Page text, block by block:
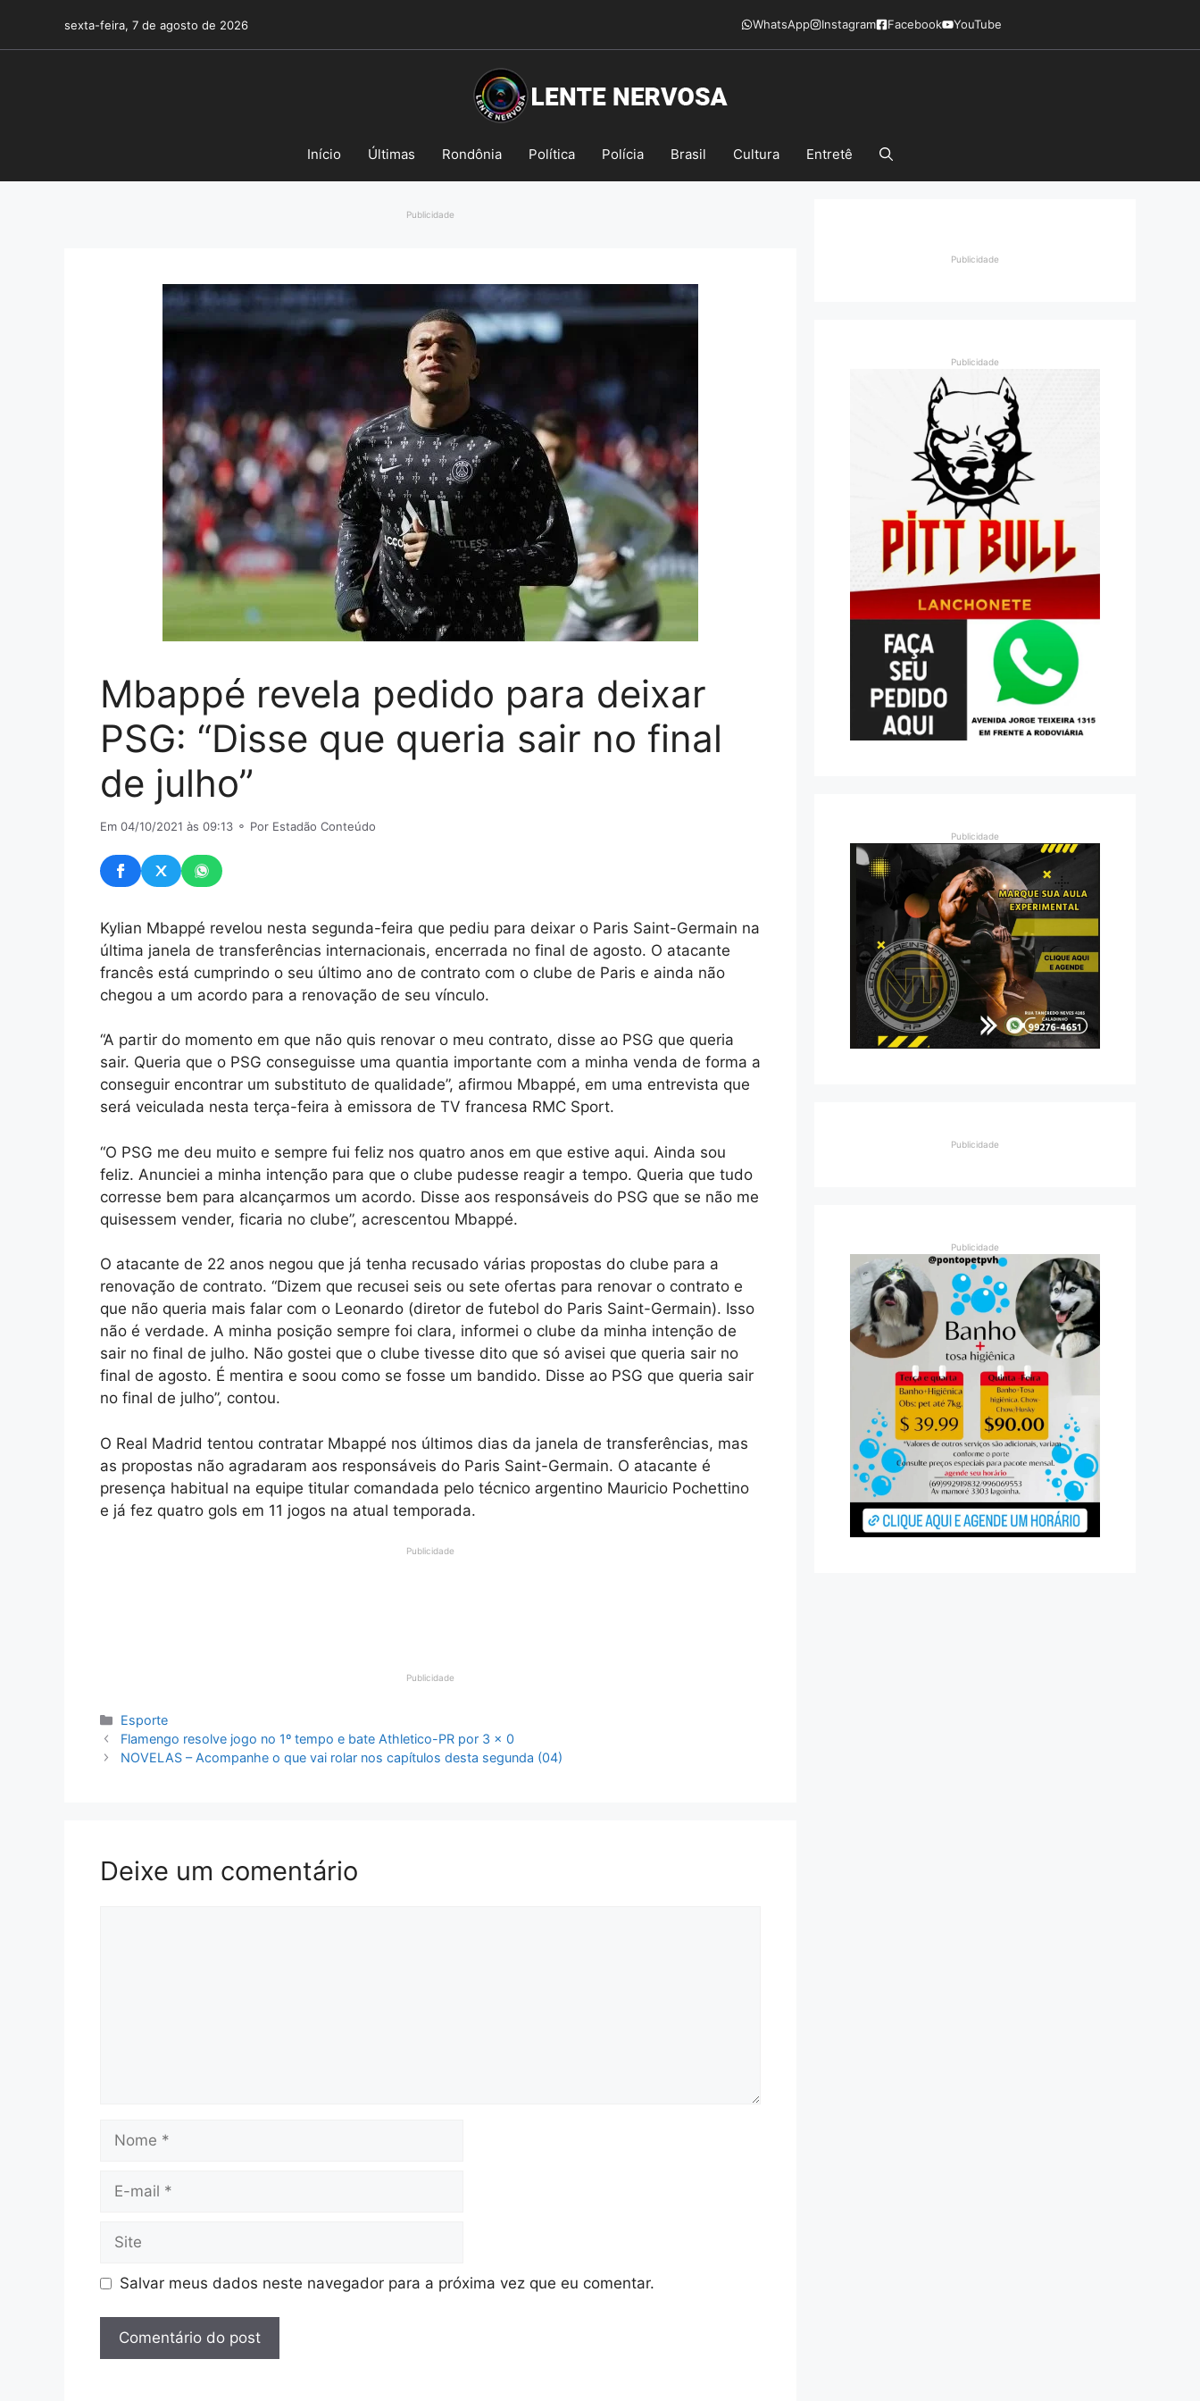
o
sexta-feira, 7 de agosto de 2026 WhatsApp Instagram Facebook YouTube
Início Últimas Rondônia Política Polícia Brasil Cultura Entretê
Publicidade
Mbappé revela pedido para deixar
PSG: “Disse que queria sair no final
de julho”
Em 04/10/2021 às 09:13 ⚬ Por Estadão Conteúdo
Kylian Mbappé revelou nesta segunda-feira que pediu para deixar o Paris Saint-Germain na
última janela de transferências internacionais, encerrada no final de agosto. O atacante
francês está cumprindo o seu último ano de contrato com o clube de Paris e ainda não
chegou a um acordo para a renovação de seu vínculo.
“A partir do momento em que não quis renovar o meu contrato, disse ao PSG que queria
sair. Queria que o PSG conseguisse uma quantia importante com a minha venda de forma a
conseguir encontrar um substituto de qualidade”, afirmou Mbappé, em uma entrevista que
será veiculada nesta terça-feira à emissora de TV francesa RMC Sport.
“O PSG me deu muito e sempre fui feliz nos quatro anos em que estive aqui. Ainda sou
feliz. Anunciei a minha intenção para que o clube pudesse reagir a tempo. Queria que tudo
corresse bem para alcançarmos um acordo. Disse aos responsáveis do PSG que se não me
quisessem vender, ficaria no clube”, acrescentou Mbappé.
O atacante de 22 anos negou que já tenha recusado várias propostas do clube para a
renovação de contrato. “Dizem que recusei seis ou sete ofertas para renovar o contrato e
que não queria mais falar com o Leonardo (diretor de futebol do Paris Saint-Germain). Isso
não é verdade. A minha posição sempre foi clara, informei o clube da minha intenção de
sair no final de julho. Não gostei que o clube tivesse dito que só avisei que queria sair no
final de agosto. É mentira e soou como se fosse um bandido. Disse ao PSG que queria sair
no final de julho”, contou.
O Real Madrid tentou contratar Mbappé nos últimos dias da janela de transferências, mas
as propostas não agradaram aos responsáveis do Paris Saint-Germain. O atacante é
presença habitual na equipe titular comandada pelo técnico argentino Mauricio Pochettino
e já fez quatro gols em 11 jogos na atual temporada.
Publicidade
Publicidade
Categorias
Esporte
Flamengo resolve jogo no 1º tempo e bate Athletico-PR por 3 x 0
NOVELAS – Acompanhe o que vai rolar nos capítulos desta segunda (04)
Deixe um comentário
mail
Salvar meus dados neste navegador para a próxima vez que eu comentar.
Publicidade
Publicidade
Publicidade
Publicidade
Publicidade